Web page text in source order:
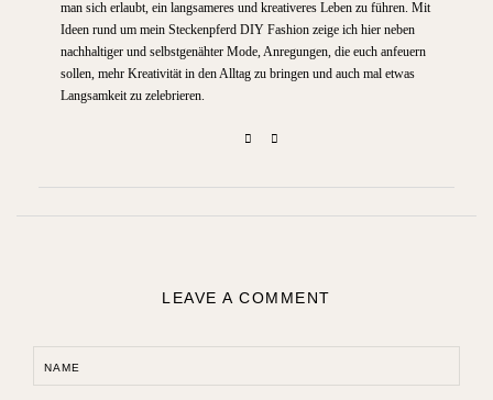
man sich erlaubt, ein langsameres und kreativeres Leben zu führen. Mit
Ideen rund um mein Steckenpferd DIY Fashion zeige ich hier neben
nachhaltiger und selbstgenähter Mode, Anregungen, die euch anfeuern
sollen, mehr Kreativität in den Alltag zu bringen und auch mal etwas
Langsamkeit zu zelebrieren.
LEAVE A COMMENT
NAME